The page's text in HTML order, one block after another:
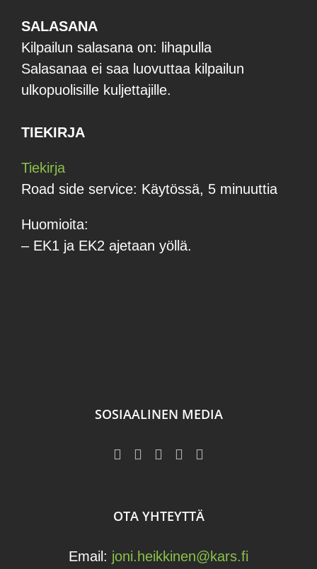
SALASANA
Kilpailun salasana on: lihapulla
Salasanaa ei saa luovuttaa kilpailun
ulkopuolisille kuljettajille.
TIEKIRJA
Tiekirja
Road side service: Käytössä, 5 minuuttia
Huomioita:
– EK1 ja EK2 ajetaan yöllä.
SOSIAALINEN MEDIA
OTA YHTEYTTÄ
Email: joni.heikkinen@kars.fi